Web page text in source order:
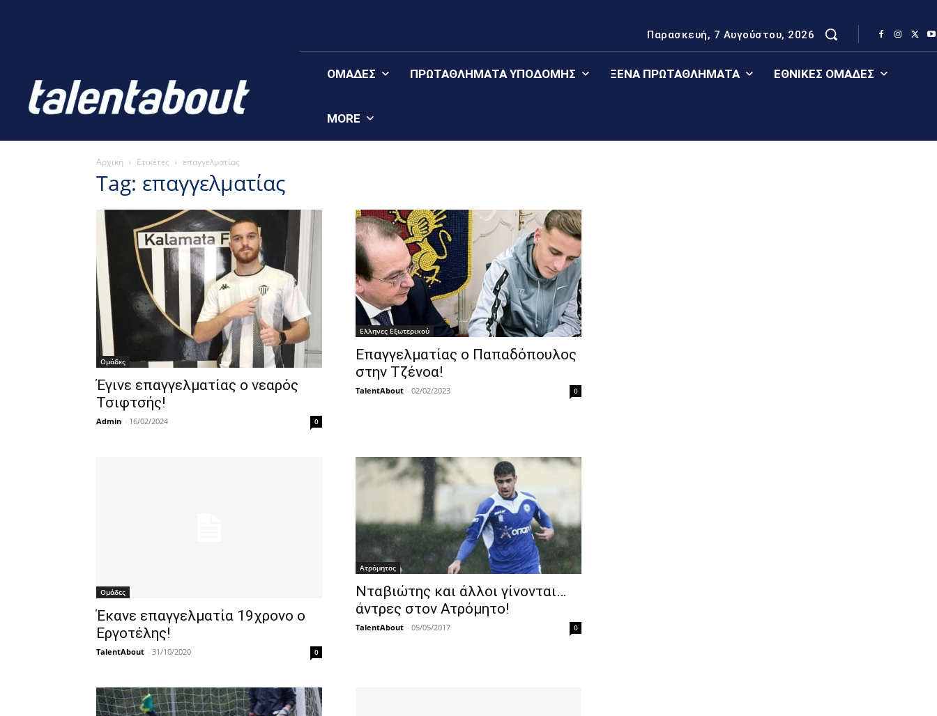
Παρασκευή, 7 Αυγούστου, 2026
ΟΜΆΔΕΣ ΠΡΩΤΑΘΛΉΜΑΤΑ YΠΟΔΟΜΉΣ ΞΈΝΑ ΠΡΩΤΑΘΛΉΜΑΤΑ ΕΘΝΙΚΈΣ ΟΜΆΔΕΣ
MORE
Αρχική Ετικέτες επαγγελματίας
Tag: επαγγελματίας
Ομάδες
Έγινε επαγγελματίας ο νεαρός
Τσιφτσής!
Admin - 16/02/2024 0
Ελληνες Εξωτερικού
Επαγγελματίας ο Παπαδόπουλος
στην Τζένοα!
TalentAbout - 02/02/2023 0
Ομάδες
Έκανε επαγγελματία 19χρονο ο
Εργοτέλης!
TalentAbout - 31/10/2020 0
Ατρόμητος
Νταβιώτης και άλλοι γίνονται…
άντρες στον Ατρόμητο!
TalentAbout - 05/05/2017 0